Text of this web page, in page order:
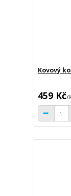
Kovový
459 Kč/